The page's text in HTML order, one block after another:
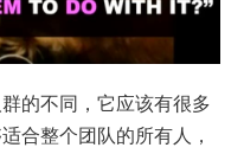
的不同，它应该有很多
合整个团队的所有人，